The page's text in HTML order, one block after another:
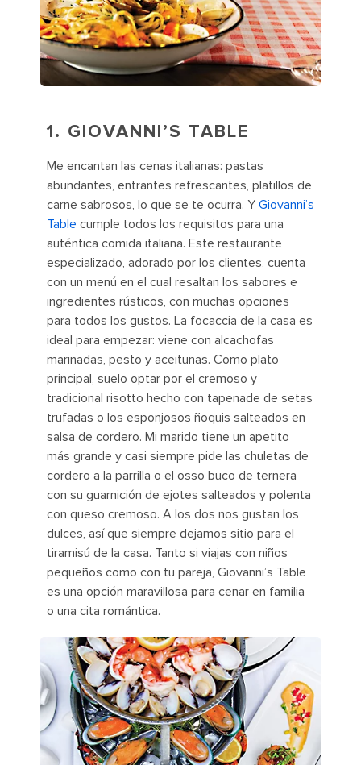
1. GIOVANNI’S TABLE
Me encantan las cenas italianas: pastas
abundantes, entrantes refrescantes, platillos de
carne sabrosos, lo que se te ocurra. Y Giovanni’s
Table cumple todos los requisitos para una
auténtica comida italiana. Este restaurante
especializado, adorado por los clientes, cuenta
con un menú en el cual resaltan los sabores e
ingredientes rústicos, con muchas opciones
para todos los gustos. La focaccia de la casa es
ideal para empezar: viene con alcachofas
marinadas, pesto y aceitunas. Como plato
principal, suelo optar por el cremoso y
tradicional risotto hecho con tapenade de setas
trufadas o los esponjosos ñoquis salteados en
salsa de cordero. Mi marido tiene un apetito
más grande y casi siempre pide las chuletas de
cordero a la parrilla o el osso buco de ternera
con su guarnición de ejotes salteados y polenta
con queso cremoso. A los dos nos gustan los
dulces, así que siempre dejamos sitio para el
tiramisú de la casa. Tanto si viajas con niños
pequeños como con tu pareja, Giovanni’s Table
es una opción maravillosa para cenar en familia
o una cita romántica.